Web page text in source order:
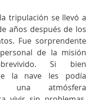
tripulación se llevó a
años después de los
Fue sorprendente
de la misión
Si bien
la nave les podía
una atmósfera